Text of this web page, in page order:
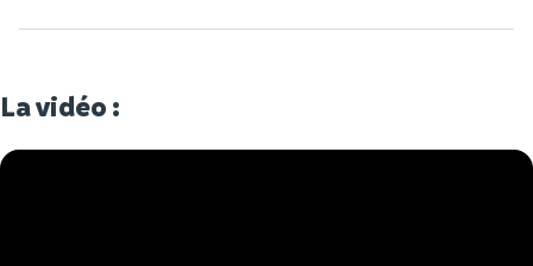
La vidéo :